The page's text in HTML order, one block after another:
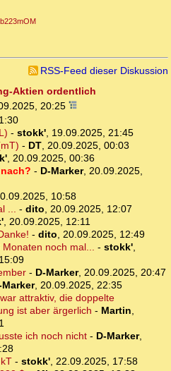
RSS-Feed dieser Diskussion
Aktien ordentlich
20:25
- stokk', 19.09.2025, 21:45
- DT, 20.09.2025, 00:03
, 20.09.2025, 00:36
- D-Marker, 20.09.2025,
10:58
... - dito, 20.09.2025, 12:07
, 20.09.2025, 12:11
- dito, 20.09.2025, 12:49
Monaten noch mal... - stokk',
- D-Marker, 20.09.2025, 20:47
Marker, 20.09.2025, 22:35
attraktiv, die doppelte
ist aber ärgerlich - Martin,
ich noch nicht- D-Marker,
- stokk', 22.09.2025, 17:58